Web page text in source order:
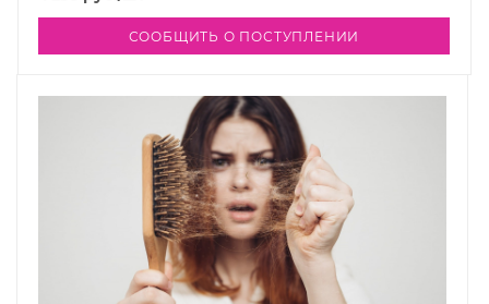
СООБЩИТЬ О ПОСТУПЛЕНИИ